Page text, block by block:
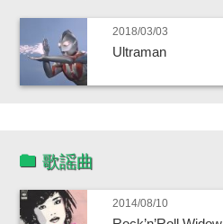
2018/03/03
Ultraman
歌謡曲
2014/08/10